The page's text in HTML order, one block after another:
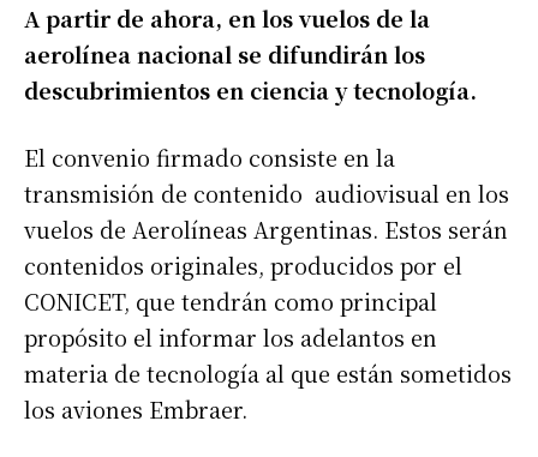
A partir de ahora, en los vuelos de la
aerolínea nacional se difundirán los
descubrimientos en ciencia y tecnología.
El convenio firmado consiste en la
transmisión de contenido audiovisual en los
vuelos de Aerolíneas Argentinas. Estos serán
contenidos originales, producidos por el
CONICET, que tendrán como principal
propósito el informar los adelantos en
materia de tecnología al que están sometidos
los aviones Embraer.